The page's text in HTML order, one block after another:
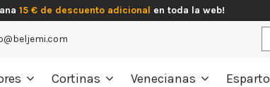
15 € de descuento adicional en toda la web!
Cortinas Venecianas Esparto